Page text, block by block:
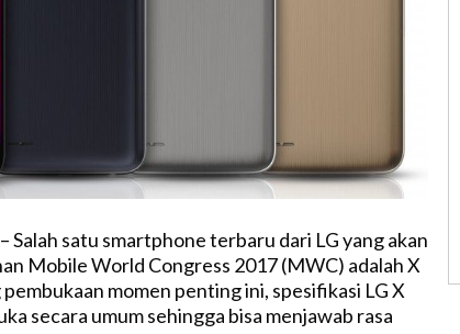
Salah satu smartphone terbaru dari LG yang akan
Mobile World Congress 2017 (MWC) adalah X
momen penting ini, spesifikasi LG X
secara umum sehingga bisa menjawab rasa